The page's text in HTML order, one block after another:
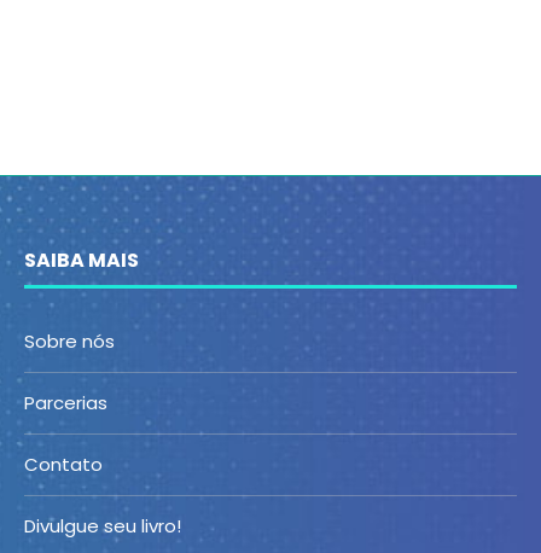
SAIBA MAIS
Sobre nós
Parcerias
Contato
Divulgue seu livro!